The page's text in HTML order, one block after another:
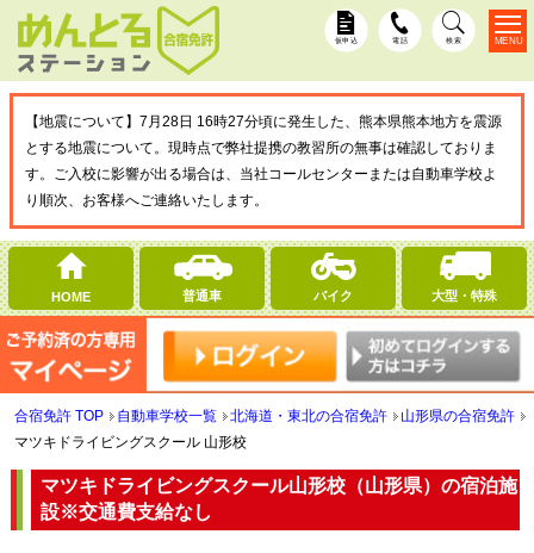
仮申込 電話 検索
【地震について】7月28日 16時27分頃に発生した、熊本県熊本地方を震源
とする地震について。現時点で弊社提携の教習所の無事は確認しておりま
す。ご入校に影響が出る場合は、当社コールセンターまたは自動車学校よ
り順次、お客様へご連絡いたします。
HOME 普通車 バイク 大型・特殊
MENU
合宿免許 TOP 自動車学校一覧 北海道・東北の合宿免許
山形県の合宿免許
マツキドライビングスクール 山形校
マツキドライビングスクール山形校（山形県）の宿泊施
設※交通費支給なし